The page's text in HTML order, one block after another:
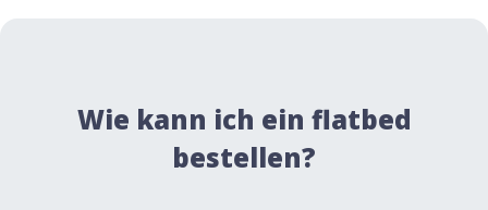
Wie kann ich ein flatbed
bestellen?